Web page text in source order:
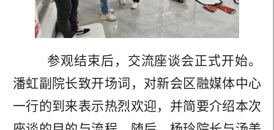
参观结束后，交流座谈会正式开始。
潘虹副院长致开场词，对新会区融媒体中心
一行的到来表示热烈欢迎，并简要介绍本次